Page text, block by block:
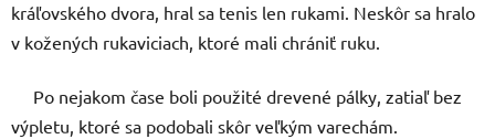
kráľovského dvora, hral sa tenis len rukami. Neskôr sa hralo
v kožených rukaviciach, ktoré mali chrániť ruku.
Po nejakom čase boli použité drevené pálky, zatiaľ bez
výpletu, ktoré sa podobali skôr veľkým varechám.